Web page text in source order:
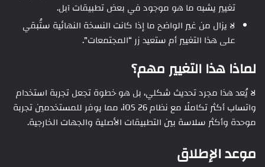
تغيير يشبه ما هو موجود في بعض تطبيقات آبل.
لا يزال من غير الواضح ما إذا كانت النسخة النهائية ستُبقي
على هذا التغيير أم ستعيد زر “المجتمعات”.
لماذا هذا التغيير مهم؟
لا يُعد هذا مجرد تحديث شكلي، بل هو خطوة تجعل تجربة استخدام
واتساب أكثر تكاملًا مع نظام iOS 26، مما يوفر للمستخدمين تجربة
موحدة وأكثر سلاسة بين التطبيقات الأصلية والجهات الخارجية.
موعد الإطلاق